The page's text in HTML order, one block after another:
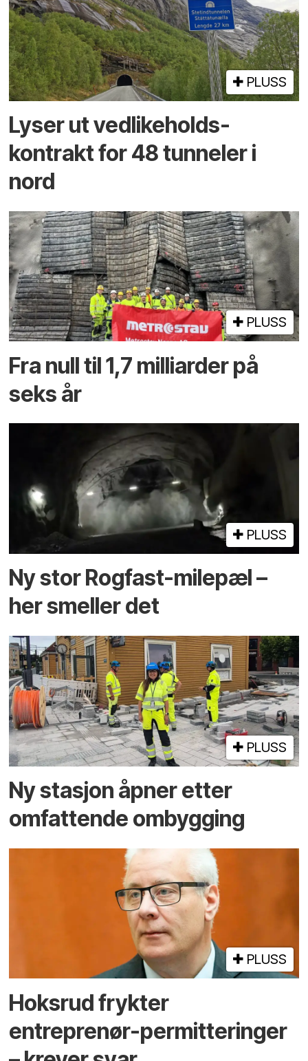
PLUSS
Lyser ut vedlikeholds­
kontrakt for 48 tunneler i
nord
PLUSS
Fra null til 1,7 milliarder på
seks år
PLUSS
Ny stor Rogfast-milepæl –
her smeller det
PLUSS
Ny stasjon åpner etter
omfattende ombygging
PLUSS
Hoksrud frykter
entreprenør-permitteringer